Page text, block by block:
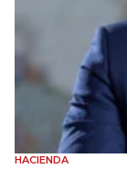
HACIENDA